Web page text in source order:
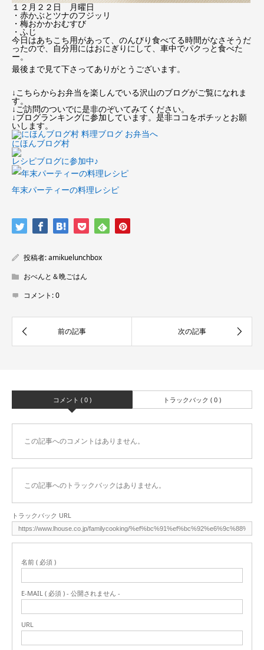
１２月２２日 月曜日
・赤かぶとツナのフジッリ
・梅おかかおむすび
・ふじ
今日はあちこち用があって、のんびり食べてる時間がなさそうだ
ったので、自分用にはおにぎりにして、車中でパクっと食べた
ー。
最後まで見て下さってありがとうございます。
↓こちらからお弁当を楽しんでいる沢山のブログがご覧になれま
す。
↓ご訪問のついでに是非のぞいてみてください。
↓ブログランキングに参加しています。是非ココをポチッとお願
いします。
にほんブログ村
レシピブログに参加中♪
年末パーティーの料理レシピ
投稿者:amikuelunchbox
おべんと＆晩ごはん
コメント:0
コメント ( 0 ) トラックバック ( 0 )
この記事へのコメントはありません。
この記事へのトラックバックはありません。
トラックバック URL
名前 ( 必須 )
E-MAIL ( 必須 ) - 公開されません -
URL